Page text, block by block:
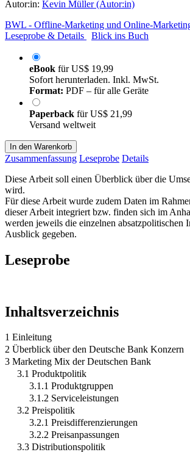
Autor:in: Kevin Müller (Autor:in)
BWL - Offline-Marketing und Online-
Leseprobe & Details
Blick ins Buch
eBook fürUS$ 19,99
Sofort herunterladen. Inkl. MwSt.
Format: PDF – für alle Geräte
Paperback fürUS$ 21,99
Versand weltweit
In den Warenkorb
Zusammenfassung Leseprobe Details
Diese Arbeit soll einen Überblick über die
wird.
Für diese Arbeit wurde zudem Daten im
dieser Arbeit integriert bzw. finden sich im
werden jeweils die einzelnen absatzpolitischen
Ausblick gegeben.
Leseprobe
Inhaltsverzeichnis
1 Einleitung
2 Überblick über den Deutsche Bank Konzern
3 Marketing Mix der Deutschen Bank
3.1 Produktpolitik
3.1.1 Produktgruppen
3.1.2 Serviceleistungen
3.2 Preispolitik
3.2.1 Preisdifferenzierungen
3.2.2 Preisanpassungen
3.3 Distributionspolitik